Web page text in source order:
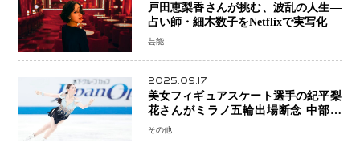
戸田恵梨香さんが挑む、波乱の人生―
占い師・細木数子をNetflixで実写化
芸能
2025.09.17
美女フィギュアスケート選手の紀平梨
花さんがミラノ五輪出場断念 中部選
手権欠場を発表「安全最優先の判断」
その他